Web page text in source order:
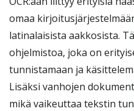
omaa
latinalaisista aakkosista.
ohjelmistoa, joka on
tunnistamaan ja
Lisäksi vanhojen
mikä vaikeuttaa tekstin